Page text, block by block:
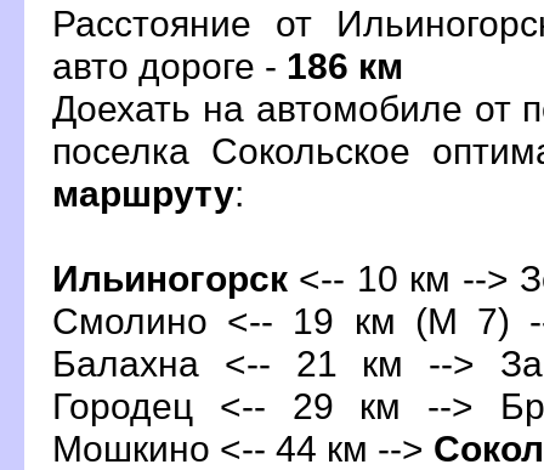
Расстояние от
авто дороге - 186 км
Доехать на автомобиле от
поселка Сокольское
маршруту:
Ильиногорск <-- 10 км -->
Смолино <-- 19 км (М 7)
Балахна <-- 21 км -->
Городец <-- 29 км -->
Мошкино <-- 44 км -->